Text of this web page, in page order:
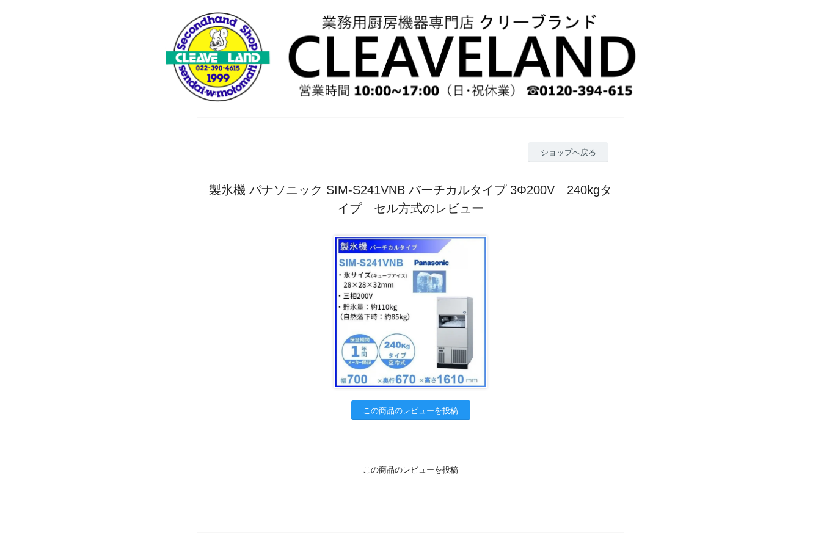
ショップへ戻る
製氷機 パナソニック SIM-S241VNB バーチカルタイプ 3Φ200V 240kgタ
イプ セル方式のレビュー
この商品のレビューを投稿
この商品のレビューを投稿